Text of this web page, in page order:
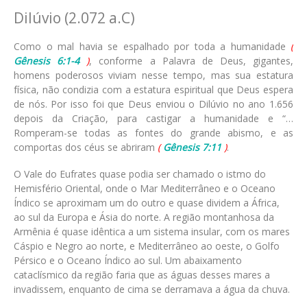
Dilúvio (2.072 a.C)
Como o mal havia se espalhado por toda a humanidade (
Gênesis 6:1-4), conforme a Palavra de Deus, gigantes,
homens poderosos viviam nesse tempo, mas sua estatura
física, não condizia com a estatura espiritual que Deus espera
de nós. Por isso foi que Deus enviou o Dilúvio no ano 1.656
depois da Criação, para castigar a humanidade e “…
Romperam-se todas as fontes do grande abismo, e as
comportas dos céus se abriram (Gênesis 7:11 ).
O Vale do Eufrates quase podia ser chamado o istmo do
Hemisfério Oriental, onde o Mar Mediterrâneo e o Oceano
Índico se aproximam um do outro e quase dividem a África,
ao sul da Europa e Ásia do norte. A região montanhosa da
Armênia é quase idêntica a um sistema insular, com os mares
Cáspio e Negro ao norte, e Mediterrâneo ao oeste, o Golfo
Pérsico e o Oceano Índico ao sul. Um abaixamento
cataclísmico da região faria que as águas desses mares a
invadissem, enquanto de cima se derramava a água da chuva.